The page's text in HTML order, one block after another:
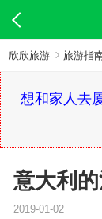
欣欣旅游 旅游指
想和家人去
意大利
2019-01-02